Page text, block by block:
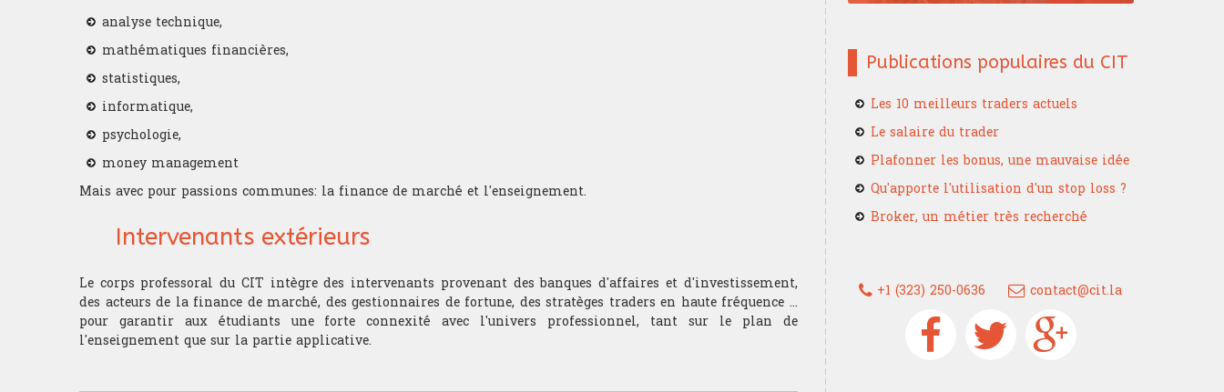
analyse technique,
mathématiques financières,
statistiques,
informatique,
psychologie,
money management
Mais avec pour passions communes: la finance de marché et l'enseignement.
Intervenants extérieurs
Le corps professoral du CIT intègre des intervenants provenant des banques d'affaires et d'investissement,
des acteurs de la finance de marché, des gestionnaires de fortune, des stratèges traders en haute fréquence ...
pour garantir aux étudiants une forte connexité avec l'univers professionnel, tant sur le plan de
l'enseignement que sur la partie applicative.
Publications populaires du CIT
Les 10 meilleurs traders actuels
Le salaire du trader
Plafonner les bonus, une mauvaise idée
Qu'apporte l'utilisation d'un stop loss ?
Broker, un métier très recherché
+1 (323) 250-0636 contact@cit.la